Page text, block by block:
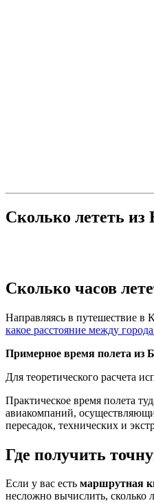
Сколько лететь
Сколько часов
Направляясь в путешествие в
какое расстояние между
Примерное время полета из
Для теоретического расчета
Практическое время полета
авиакомпаний,
пересадок, технических и
Где получить
Если у вас есть маршрутная
несложно вычислить, сколько